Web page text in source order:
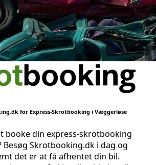
for Express-Skrotbooking i Væggerløse
booke din express-skrotbooking
Besøg Skrotbooking.dk i dag og
det er at få afhentet din bil.